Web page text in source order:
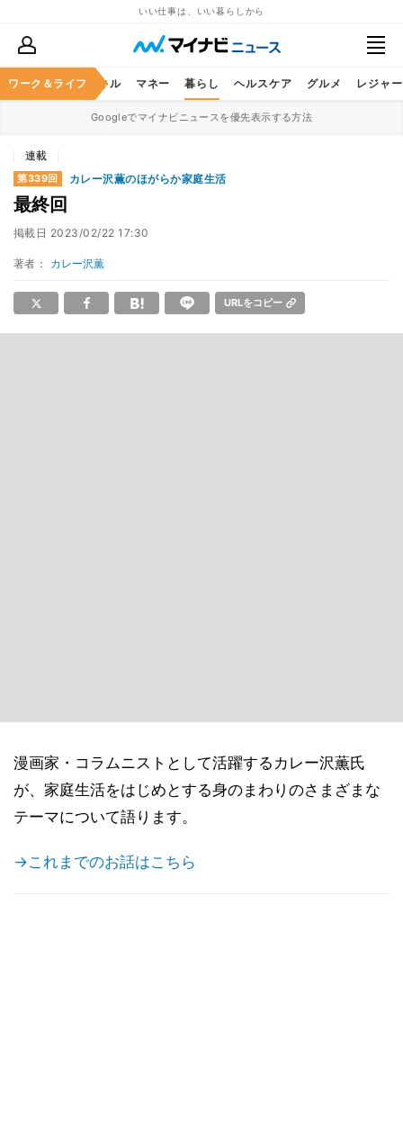
いい仕事は、いい暮らしから
ワーク＆ライフ
ア ビジネススキル マネー 暮らし ヘルスケア グルメ レジャー
Googleでマイナビニュースを優先表示する方法
連載
第339回 カレー沢薫のほがらか家庭生活
最終回
掲載日 2023/02/22 17:30
著者： カレー沢薫
URLをコピー
漫画家・コラムニストとして活躍するカレー沢薫氏
が、家庭生活をはじめとする身のまわりのさまざまな
テーマについて語ります。
→これまでのお話はこちら